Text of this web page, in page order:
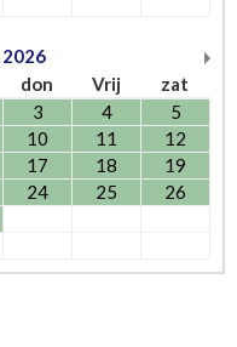
2026
don Vrij
zat
3 4
5
10 11
12
17 18
19
24 25
26